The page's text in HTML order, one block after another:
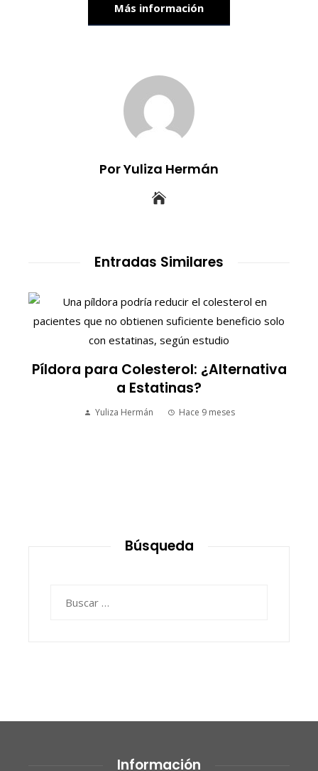
Más información
Por Yuliza Hermán
Entradas Similares
Píldora para Colesterol: ¿Alternativa
a Estatinas?
Yuliza Hermán Hace 9 meses
Búsqueda
Información